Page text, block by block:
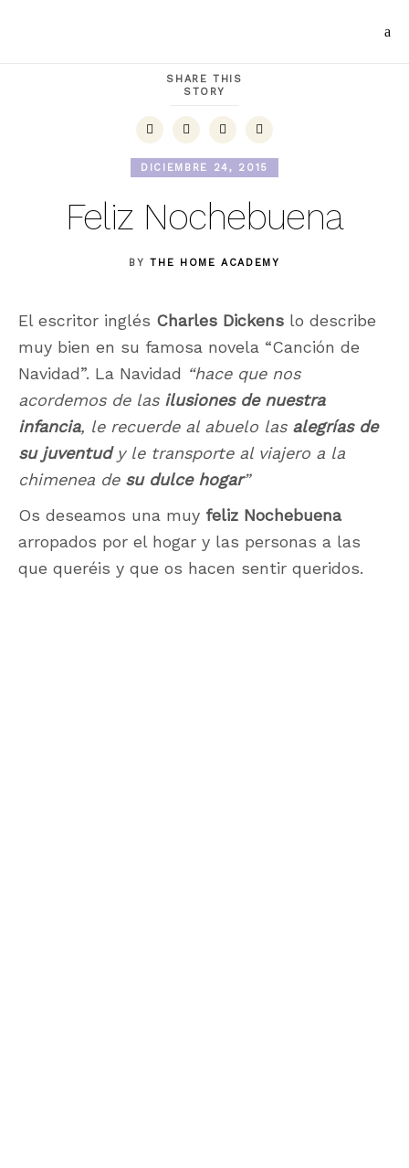
SHARE THIS
STORY
DICIEMBRE 24, 2015
Feliz Nochebuena
BYTHE HOME ACADEMY
El escritor inglés Charles Dickens lo describe
muy bien en su famosa novela “Canción de
Navidad”. La Navidad “hace que nos
acordemos de las ilusiones de nuestra
infancia, le recuerde al abuelo las alegrías de
su juventudy le transporte al viajero a la
chimenea de su dulce hogar”
Os deseamos una muy feliz Nochebuena
arropados por el hogar y las personas a las
que queréis y que os hacen sentir queridos.